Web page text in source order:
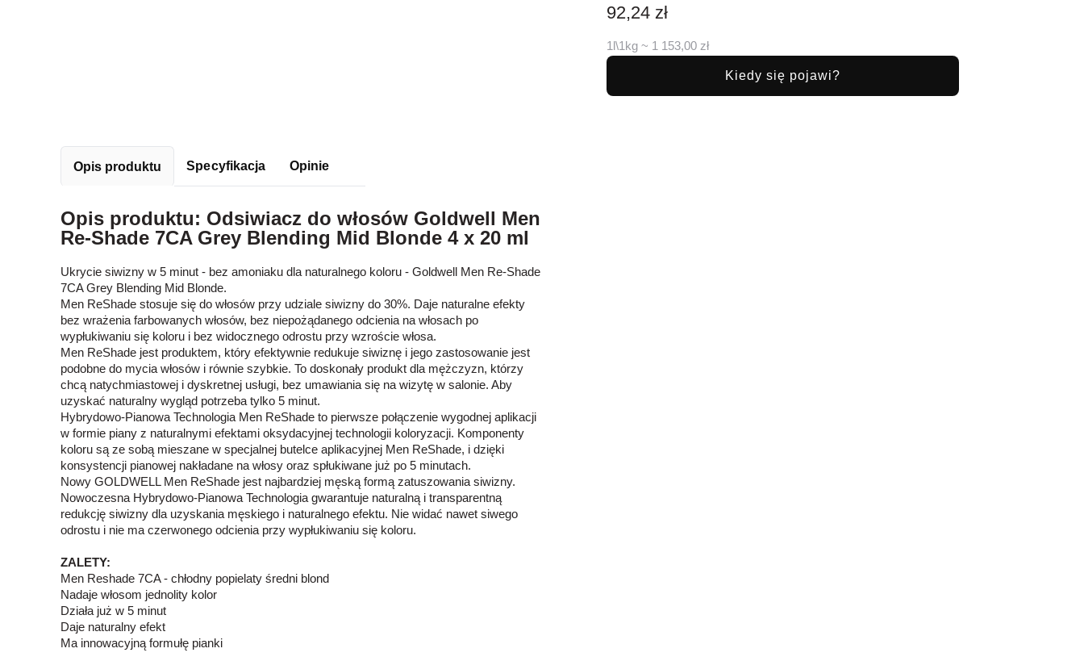
Opis produktu Specyfikacja Opinie
Opis produktu: Odsiwiacz do włosów Goldwell Men
Re-Shade 7CA Grey Blending Mid Blonde 4 x 20 ml
Ukrycie siwizny w 5 minut - bez amoniaku dla naturalnego koloru - Goldwell Men Re-Shade
7CA Grey Blending Mid Blonde.
Men ReShade stosuje się do włosów przy udziale siwizny do 30%. Daje naturalne efekty
bez wrażenia farbowanych włosów, bez niepożądanego odcienia na włosach po
wypłukiwaniu się koloru i bez widocznego odrostu przy wzroście włosa.
Men ReShade jest produktem, który efektywnie redukuje siwiznę i jego zastosowanie jest
podobne do mycia włosów i równie szybkie. To doskonały produkt dla mężczyzn, którzy
chcą natychmiastowej i dyskretnej usługi, bez umawiania się na wizytę w salonie. Aby
uzyskać naturalny wygląd potrzeba tylko 5 minut.
Hybrydowo-Pianowa Technologia Men ReShade to pierwsze połączenie wygodnej aplikacji
w formie piany z naturalnymi efektami oksydacyjnej technologii koloryzacji. Komponenty
koloru są ze sobą mieszane w specjalnej butelce aplikacyjnej Men ReShade, i dzięki
konsystencji pianowej nakładane na włosy oraz spłukiwane już po 5 minutach.
Nowy GOLDWELL Men ReShade jest najbardziej męską formą zatuszowania siwizny.
Nowoczesna Hybrydowo-Pianowa Technologia gwarantuje naturalną i transparentną
redukcję siwizny dla uzyskania męskiego i naturalnego efektu. Nie widać nawet siwego
odrostu i nie ma czerwonego odcienia przy wypłukiwaniu się koloru.
ZALETY:
Men Reshade 7CA - chłodny popielaty średni blond
Nadaje włosom jednolity kolor
Działa już w 5 minut
Daje naturalny efekt
Ma innowacyjną formułę pianki
92,24 zł
1l\1kg ~ 1 153,00 zł
Kiedy się pojawi?